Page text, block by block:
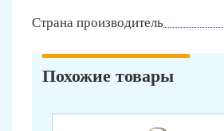
Страна производитель
Похожие товары